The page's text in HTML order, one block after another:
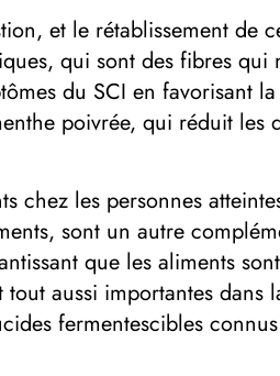
et le rétablissement de
qui sont des fibres qui
du SCI en favorisant
poivrée, qui réduit les
les personnes
sont un autre
que les aliments
aussi importantes dans
fermentescibles